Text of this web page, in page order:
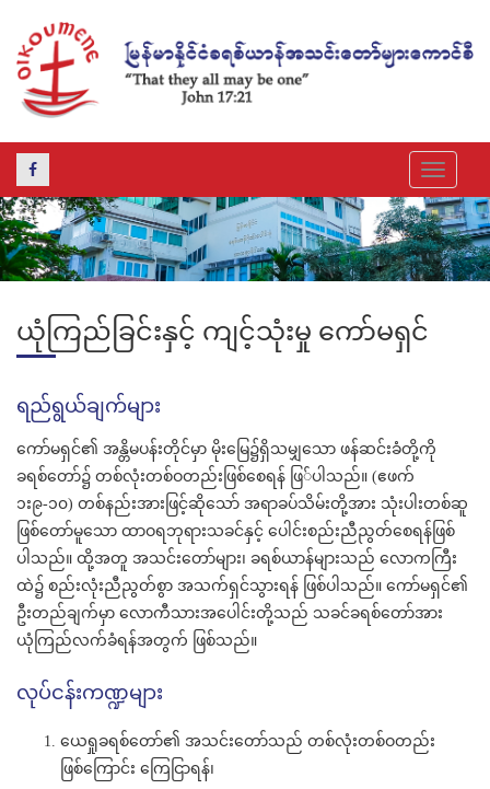
Toggle
ယုံကြည်ခြင်းနှင့် ကျင့်သုံးမှု ကော်မရှင်
ရည်ရွယ်ချက်များ
ကော်မရှင်၏ အန္တိမပန်းတိုင်မှာ မိုးမြေ၌ရှိသမျှသော ဖန်ဆင်းခံတို့ကို
ခရစ်တော်၌ တစ်လုံးတစ်ဝတည်းဖြစ်စေရန် ဖြ်ပါသည်။ (ဧဖက်
၁း၉-၁၀) တစ်နည်းအားဖြင့်ဆိုသော် အရာခပ်သိမ်းတို့အား သုံးပါးတစ်ဆူ
ဖြစ်တော်မူသော ထာဝရဘုရားသခင်နှင့် ပေါင်းစည်းညီညွတ်စေရန်ဖြစ်
ပါသည်။ ထို့အတူ အသင်းတော်များ၊ ခရစ်ယာန်များသည် လောကကြီး
ထဲ၌ စည်းလုံးညီညွတ်စွာ အသက်ရှင်သွားရန် ဖြစ်ပါသည်။ ကော်မရှင်၏
ဦးတည်ချက်မှာ လောကီသားအပေါင်းတို့သည် သခင်ခရစ်တော်အား
ယုံကြည်လက်ခံရန်အတွက် ဖြစ်သည်။
လုပ်ငန်းကဏ္ဍများ
ယေရှုခရစ်တော်၏ အသင်းတော်သည် တစ်လုံးတစ်ဝတည်း
ဖြစ်ကြောင်း ကြေငြာရန်၊